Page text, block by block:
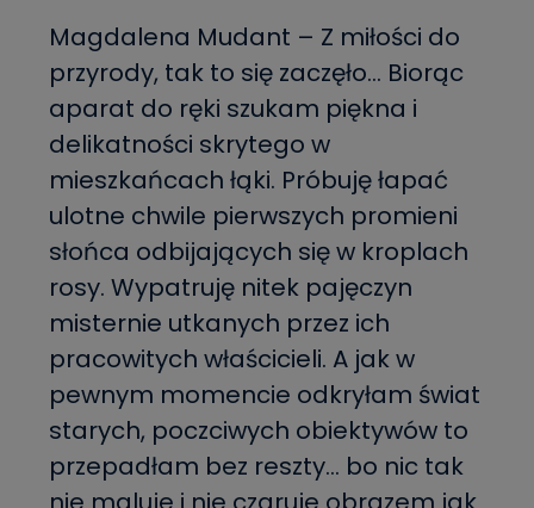
Magdalena Mudant – Z miłości do
przyrody, tak to się zaczęło… Biorąc
aparat do ręki szukam piękna i
delikatności skrytego w
mieszkańcach łąki. Próbuję łapać
ulotne chwile pierwszych promieni
słońca odbijających się w kroplach
rosy. Wypatruję nitek pajęczyn
misternie utkanych przez ich
pracowitych właścicieli. A jak w
pewnym momencie odkryłam świat
starych, poczciwych obiektywów to
przepadłam bez reszty… bo nic tak